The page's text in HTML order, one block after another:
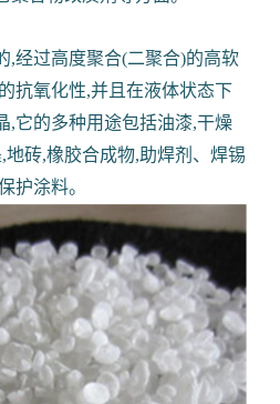
,经过高度聚合(二聚合)的高软
抗氧化性,并且在液体状态下
,它的多种用途包括油漆,干燥
砖,橡胶合成物,助焊剂、焊锡
护涂料。